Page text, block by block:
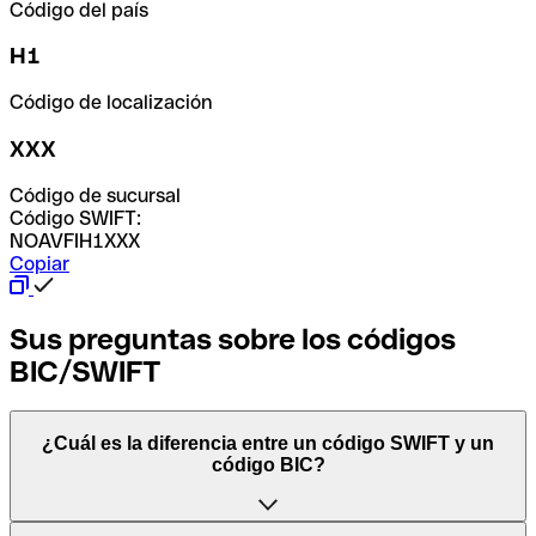
Código del país
H1
Código de localización
XXX
Código de sucursal
Código SWIFT:
NOAVFIH1XXX
Copiar
Sus preguntas sobre los códigos
BIC/SWIFT
¿Cuál es la diferencia entre un código SWIFT y un
código BIC?